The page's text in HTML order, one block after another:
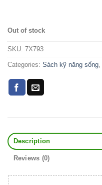
Out of stock
SKU: 7X793
Categories: Sách kỹ năng sống,
Description
Reviews (0)